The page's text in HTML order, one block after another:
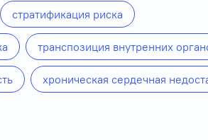
стратификация риска
транспозиция внутренних
хроническая сердечная